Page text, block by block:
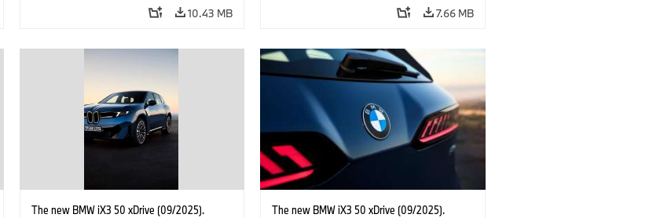
10.43 MB 7.66 MB
The new BMW iX3 50 xDrive (09/2025). The new BMW iX3 50 xDrive (09/2025).